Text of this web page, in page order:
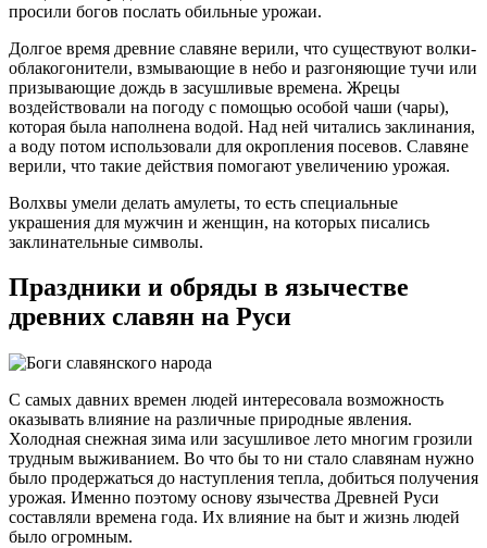
просили богов послать обильные урожаи.
Долгое время древние славяне верили, что существуют волки-
облакогонители, взмывающие в небо и разгоняющие тучи или
призывающие дождь в засушливые времена. Жрецы
воздействовали на погоду с помощью особой чаши (чары),
которая была наполнена водой. Над ней читались заклинания,
а воду потом использовали для окропления посевов. Славяне
верили, что такие действия помогают увеличению урожая.
Волхвы умели делать амулеты, то есть специальные
украшения для мужчин и женщин, на которых писались
заклинательные символы.
Праздники и обряды в язычестве
древних славян на Руси
С самых давних времен людей интересовала возможность
оказывать влияние на различные природные явления.
Холодная снежная зима или засушливое лето многим грозили
трудным выживанием. Во что бы то ни стало славянам нужно
было продержаться до наступления тепла, добиться получения
урожая. Именно поэтому основу язычества Древней Руси
составляли времена года. Их влияние на быт и жизнь людей
было огромным.